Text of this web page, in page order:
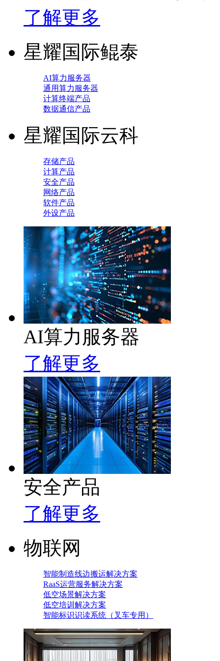
了解更多
星耀国际鲲泰
AI算力服务器
通用算力服务器
计算终端产品
数据通信产品
星耀国际云科
存储产品
计算产品
安全产品
网络产品
软件产品
外设产品
AI算力服务器
了解更多
安全产品
了解更多
物联网
智能制造线边搬运解决方案
RaaS运营服务解决方案
低空场景解决方案
低空培训解决方案
智能标识识读系统（叉车专用）